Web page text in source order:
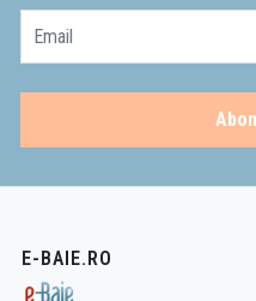
Email
E-BAIE.RO